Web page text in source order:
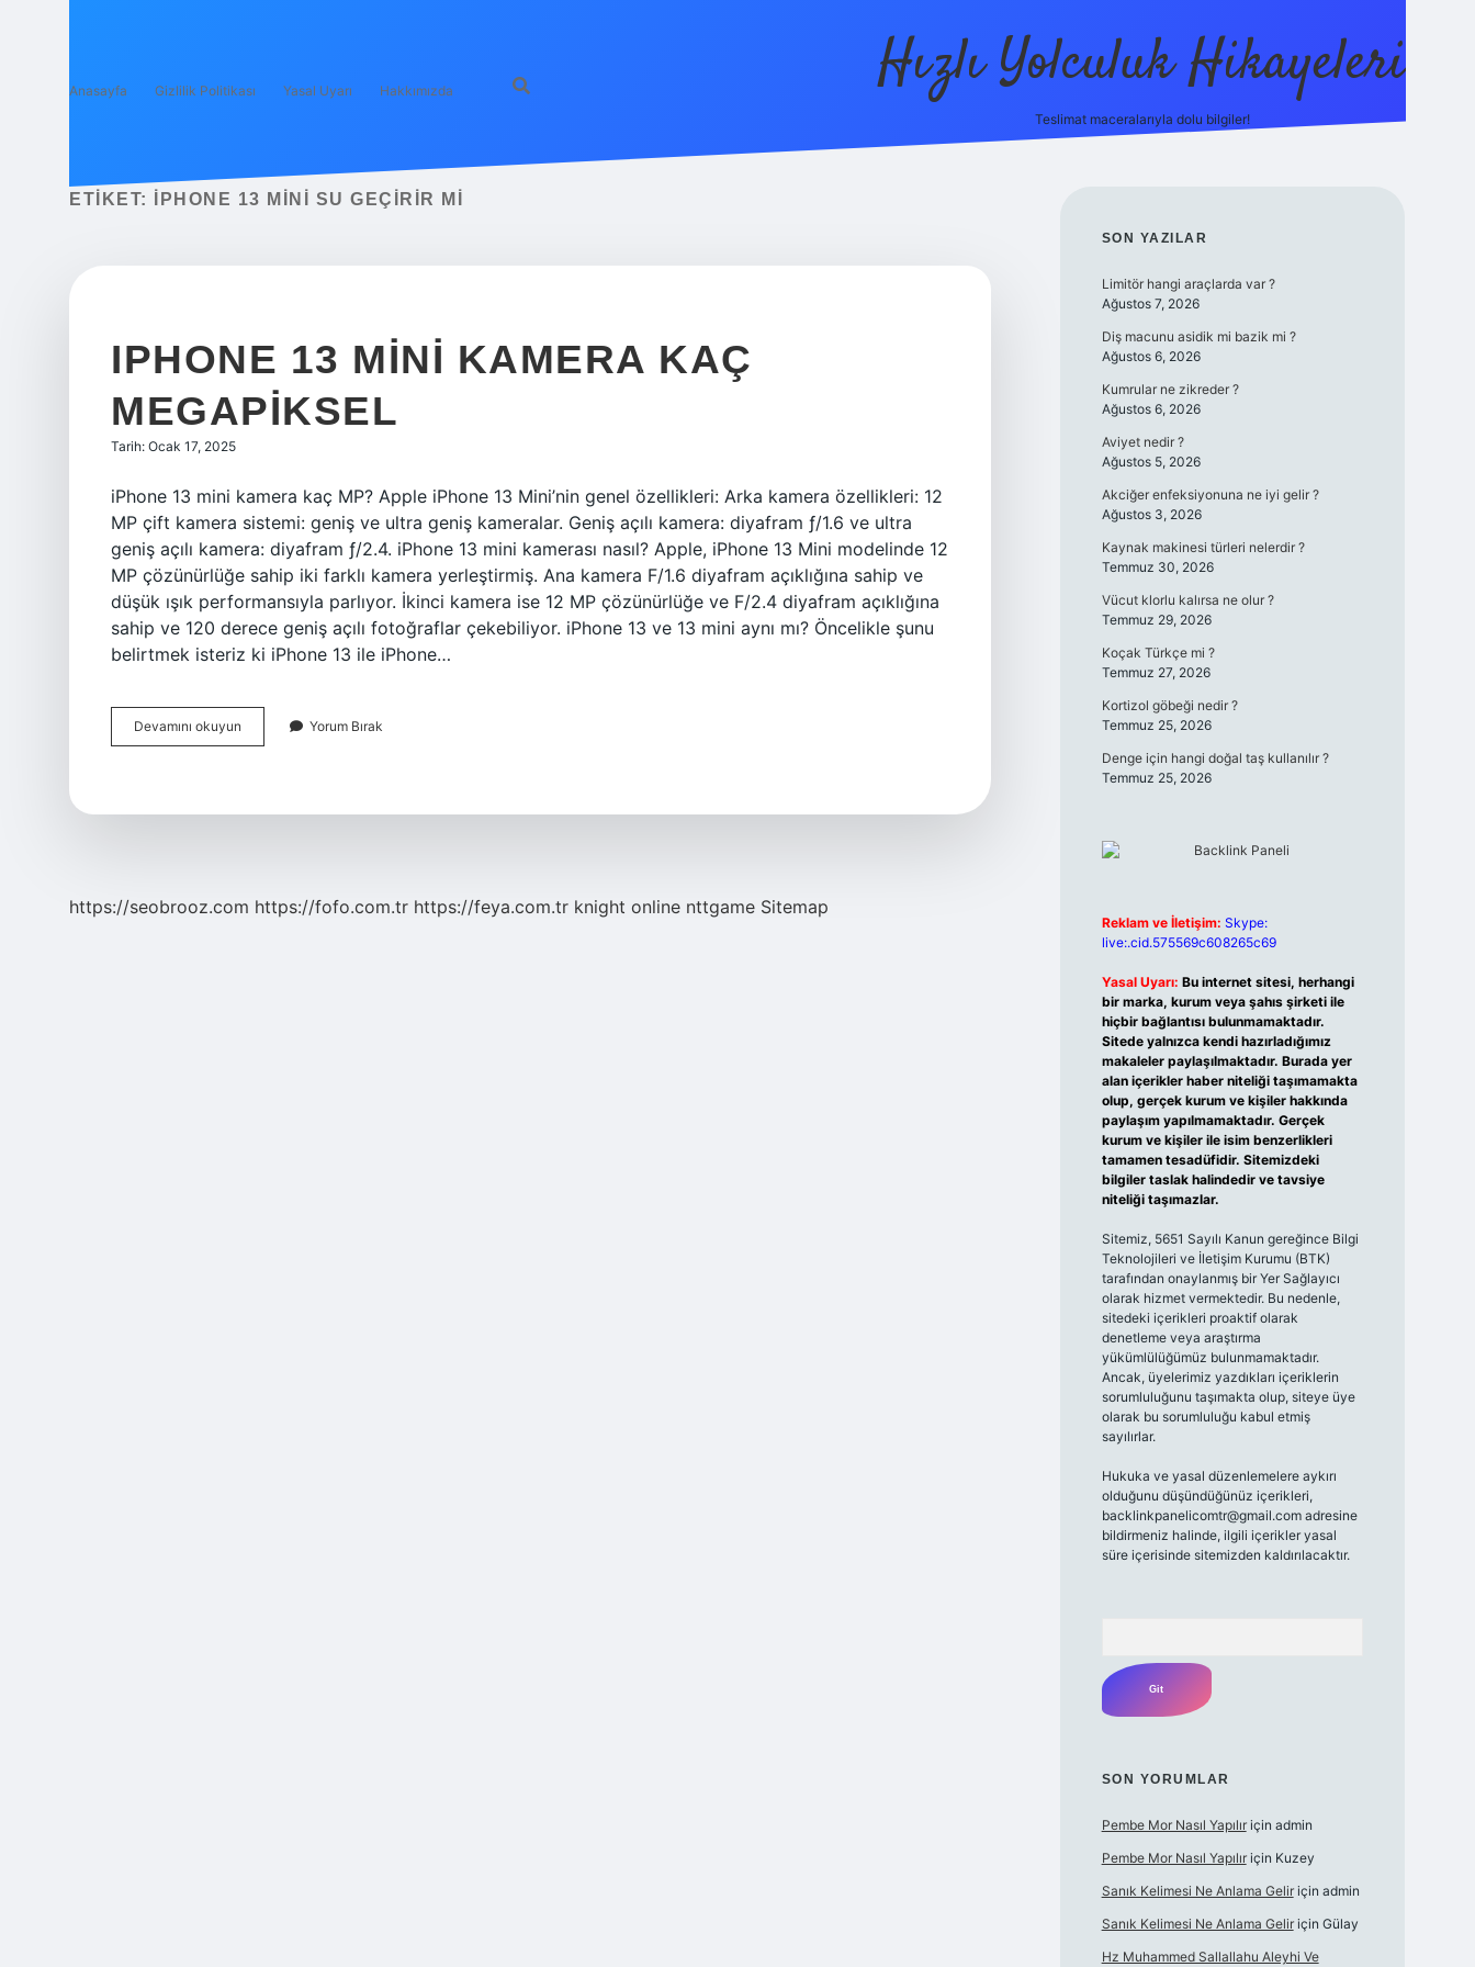
Anasayfa Gizlilik Politikası Yasal Uyarı Hakkımızda Hızlı Yolculuk Hikayeleri
Teslimat maceralarıyla dolu bilgiler!
ETIKET: IPHONE 13 MINI SU GEÇIRIR MI
IPHONE 13 MINI KAMERA KAÇ
MEGAPIKSEL
Tarih: Ocak 17, 2025
iPhone 13 mini kamera kaç MP? Apple iPhone 13 Mini’nin genel özellikleri: Arka kamera özellikleri: 12
MP çift kamera sistemi: geniş ve ultra geniş kameralar. Geniş açılı kamera: diyafram ƒ/1.6 ve ultra
geniş açılı kamera: diyafram ƒ/2.4. iPhone 13 mini kamerası nasıl? Apple, iPhone 13 Mini modelinde 12
MP çözünürlüğe sahip iki farklı kamera yerleştirmiş. Ana kamera F/1.6 diyafram açıklığına sahip ve
düşük ışık performansıyla parlıyor. İkinci kamera ise 12 MP çözünürlüğe ve F/2.4 diyafram açıklığına
sahip ve 120 derece geniş açılı fotoğraflar çekebiliyor. iPhone 13 ve 13 mini aynı mı? Öncelikle şunu
belirtmek isteriz ki iPhone 13 ile iPhone…
Devamını okuyun
13
Yorum Bırak
https://seobrooz.com https://fofo.com.tr https://feya.com.tr knight online nttgame Sitemap
SIDEBAR
SON YAZILAR
Limitör hangi araçlarda var ?
Ağustos 7, 2026
Diş macunu asidik mi bazik mi ?
Ağustos 6, 2026
Kumrular ne zikreder ?
Ağustos 6, 2026
Aviyet nedir ?
Ağustos 5, 2026
Akciğer enfeksiyonuna ne iyi gelir ?
Ağustos 3, 2026
Kaynak makinesi türleri nelerdir ?
Temmuz 30, 2026
Vücut klorlu kalırsa ne olur ?
Temmuz 29, 2026
Koçak Türkçe mi ?
Temmuz 27, 2026
Kortizol göbeği nedir ?
Temmuz 25, 2026
Denge için hangi doğal taş kullanılır ?
Temmuz 25, 2026
Reklam ve İletişim: Skype:
live:.cid.575569c608265c69
Yasal Uyarı: Bu internet sitesi, herhangi
bir marka, kurum veya şahıs şirketi ile
hiçbir bağlantısı bulunmamaktadır.
Sitede yalnızca kendi hazırladığımız
makaleler paylaşılmaktadır. Burada yer
alan içerikler haber niteliği taşımamakta
olup, gerçek kurum ve kişiler hakkında
paylaşım yapılmamaktadır. Gerçek
kurum ve kişiler ile isim benzerlikleri
tamamen tesadüfidir. Sitemizdeki
bilgiler taslak halindedir ve tavsiye
niteliği taşımazlar.
Sitemiz, 5651 Sayılı Kanun gereğince Bilgi
Teknolojileri ve İletişim Kurumu (BTK)
tarafından onaylanmış bir Yer Sağlayıcı
olarak hizmet vermektedir. Bu nedenle,
sitedeki içerikleri proaktif olarak
denetleme veya araştırma
yükümlülüğümüz bulunmamaktadır.
Ancak, üyelerimiz yazdıkları içeriklerin
sorumluluğunu taşımakta olup, siteye üye
olarak bu sorumluluğu kabul etmiş
sayılırlar.
Hukuka ve yasal düzenlemelere aykırı
olduğunu düşündüğünüz içerikleri,
backlinkpanelicomtr@gmail.comadresine
bildirmeniz halinde, ilgili içerikler yasal
süre içerisinde sitemizden kaldırılacaktır.
SON YORUMLAR
Pembe Mor Nasıl Yapılıriçin admin
Pembe Mor Nasıl Yapılıriçin Kuzey
Sanık Kelimesi Ne Anlama Geliriçin admin
Sanık Kelimesi Ne Anlama Geliriçin Gülay
Hz Muhammed Sallallahu Aleyhi Ve